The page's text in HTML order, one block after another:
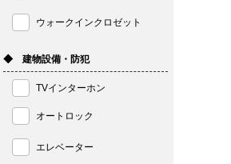
ウォークインクロゼット
◆ 建物設備・防犯
TVインターホン
オートロック
エレベーター